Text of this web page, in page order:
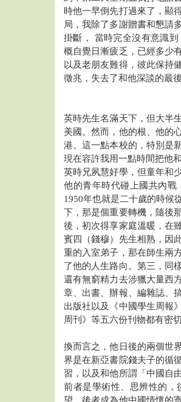
時他一早倒先打過來了，顯
局，我除了多謝贈書和懇請
掛斷， 當時完全沒有意識
概自覺日漸疲乏，已經多少
以及老朋友難得，彼此保持
徵兆，失去了和他深談的最後
英時先生名滿天下，但大半
美國。然而，他的根、他的
港。這一點本校的，特別是
現在容許我用一點時間把他
英時兄夙慧好學，但童年和
他的青年時代碰上國共內
1950年也就是二十歲的時候
下，那是個重要轉機，隨後
後，初次得享家庭溫暖，在
賓四（錢穆）先生相熟，因
重的入室弟子，那在師生兩
了他的人生路向。第三，同
還有無窮精力去涉獵大量西
章、出書、辦報、編雜誌、
出版社以及《中國學生周報
周刊》等五六份刊物都有密
換而言之，他日後的兩個世
界是在新亞書院錢夫子的循
習，以及和他所謂「中國自
前者是學術性、思辨性的